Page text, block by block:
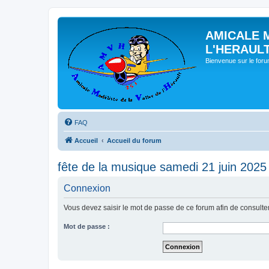
AMICALE
Bienvenue sur le
FAQ
Accueil Accueil du forum
fête de la musique samedi 21 juin 2025
Connexion
Vous devez saisir le mot de passe de ce forum afin de
Mot de passe :